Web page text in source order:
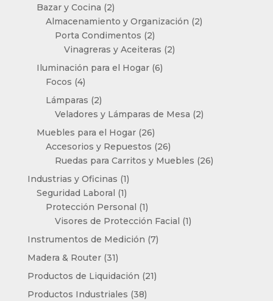
Bazar y Cocina 22
productos
Almacenamiento y Organización 22
Porta Condimentos 22
productos
Vinagreras y Aceiteras 22
Iluminación para el Hogar 66
Focos 44
productos
Lámparas 22
productos
Veladores y Lámparas de Mesa 22
Muebles para el Hogar 2626
productos
Accesorios y Repuestos 2626
productos
Ruedas para Carritos y Muebles 2626
Industrias y Oficinas 11
producto
Seguridad Laboral 11
producto
Protección Personal 11
producto
Visores de Protección Facial 11
Instrumentos de Medición 77
Madera & Router 3131
productos
Productos de Liquidación 2121
Productos Industriales 3838